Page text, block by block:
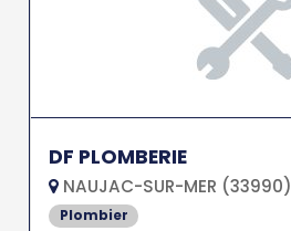
DF PLOMBERIE
NAUJAC-SUR-MER (33990)
Plombier